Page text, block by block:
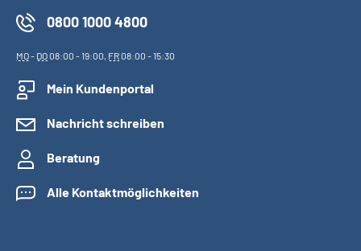
0800 1000 4800
MO- DO08:00 - 19:00, FR08:00 - 15:30
Mein Kundenportal
Nachricht schreiben
Beratung
Alle Kontaktmöglichkeiten